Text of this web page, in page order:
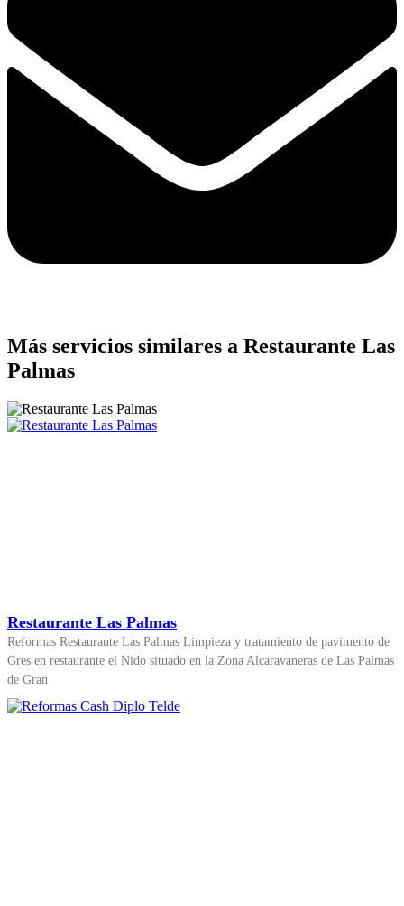
Más servicios similares a Restaurante Las
Palmas
Restaurante Las Palmas
Reformas Restaurante Las Palmas Limpieza y tratamiento de pavimento de
Gres en restaurante el Nido situado en la Zona Alcaravaneras de Las Palmas
de Gran